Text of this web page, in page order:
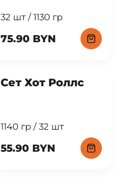
32 шт / 1130 гр
75.90 BYN
Сет Хот Роллс
1140 гр / 32 шт
55.90 BYN